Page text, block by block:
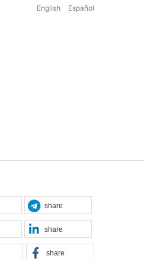
English Español
share
share
share